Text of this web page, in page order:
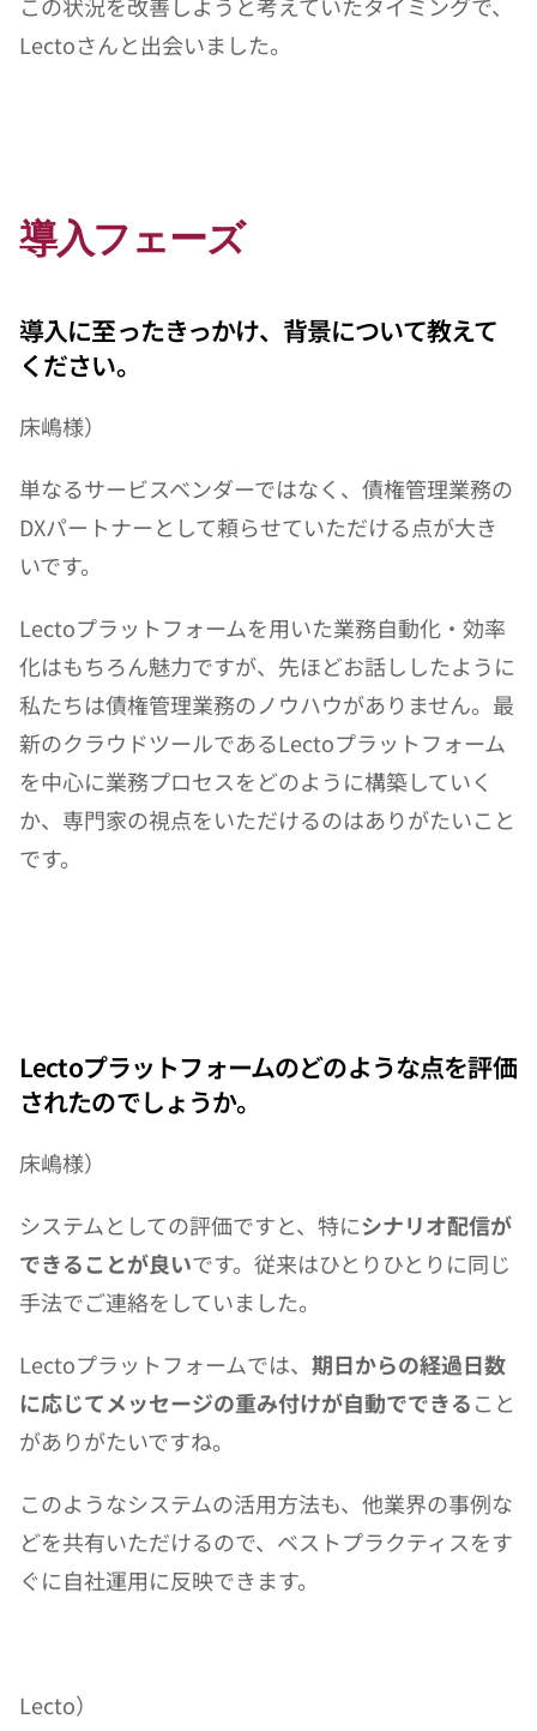
この状況を改善しようと考えていたタイミングで、
Lectoさんと出会いました。
導入フェーズ
導入に至ったきっかけ、背景について教えて
ください。
床嶋様）
単なるサービスベンダーではなく、債権管理業務の
DXパートナーとして頼らせていただける点が大き
いです。
Lectoプラットフォームを用いた業務自動化・効率
化はもちろん魅力ですが、先ほどお話ししたように
私たちは債権管理業務のノウハウがありません。最
新のクラウドツールであるLectoプラットフォーム
を中心に業務プロセスをどのように構築していく
か、専門家の視点をいただけるのはありがたいこと
です。
Lectoプラットフォームのどのような点を評価
されたのでしょうか。
床嶋様）
システムとしての評価ですと、特にシナリオ配信が
できることが良いです。従来はひとりひとりに同じ
手法でご連絡をしていました。
Lectoプラットフォームでは、 期日からの経過日数
に応じてメッセージの重み付けが自動でできること
がありがたいですね。
このようなシステムの活用方法も、他業界の事例な
どを共有いただけるので、ベストプラクティスをす
ぐに自社運用に反映できます。
Lecto）